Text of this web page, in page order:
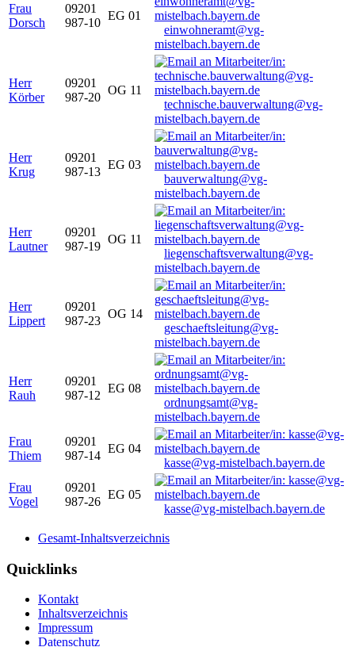
Frau
Dorsch
09201
987-10
EG 01
einwohneramt@vg-
mistelbach.bayern.de
Herr
Körber
09201
987-20
OG 11
technische.bauverwaltung@vg-
mistelbach.bayern.de
Herr
Krug
09201
987-13
EG 03
bauverwaltung@vg-
mistelbach.bayern.de
Herr
Lautner
09201
987-19
OG 11
liegenschaftsverwaltung@vg-
mistelbach.bayern.de
Herr
Lippert
09201
987-23
OG 14
geschaeftsleitung@vg-
mistelbach.bayern.de
Herr
Rauh
09201
987-12
EG 08
ordnungsamt@vg-
mistelbach.bayern.de
Frau
Thiem
09201
987-14
EG 04
kasse@vg-mistelbach.bayern.de
Frau
Vogel
09201
987-26
EG 05
kasse@vg-mistelbach.bayern.de
Gesamt-Inhaltsverzeichnis
Quicklinks
Kontakt
Inhaltsverzeichnis
Impressum
Datenschutz